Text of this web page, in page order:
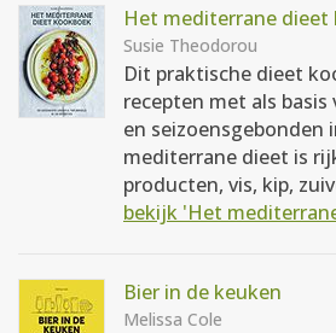
Het mediterrane dieet
Susie Theodorou
Dit praktische dieet
recepten met als basis
en seizoensgebonden
mediterrane dieet is
producten, vis, kip,
bekijk 'Het
Bier in de keuken
Melissa Cole